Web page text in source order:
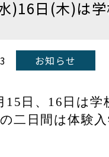
)16日(木)は学
お知らせ
15日、16日は学
二日間は体験